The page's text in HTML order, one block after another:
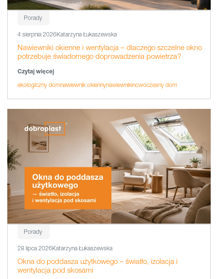
Porady
4 sierpnia 2026Katarzyna Łukaszewska
Nawiewniki okienne i wentylacja – dlaczego szczelne okno
potrzebuje świadomego doprowadzenia powietrza?
Czytaj więcej
ekologiczny domnawiewnik okiennynawiewnikinowoczesny dom
Porady
28 lipca 2026Katarzyna Łukaszewska
Okna do poddasza użytkowego – światło, izolacja i
wentylacja pod skosami